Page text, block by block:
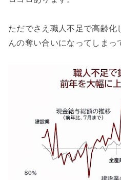
ただでさえ職人不足で高齢化
んの奪い合いになってしまっ